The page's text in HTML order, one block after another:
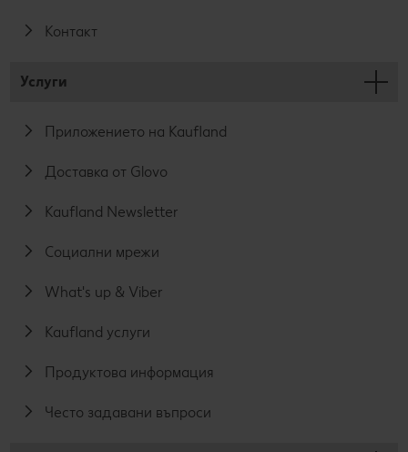
Контакт
Услуги
Приложението на Kaufland
Доставка от Glovo
Kaufland Newsletter
Социални мрежи
What's up & Viber
Kaufland услуги
Продуктова информация
Често задавани въпроси